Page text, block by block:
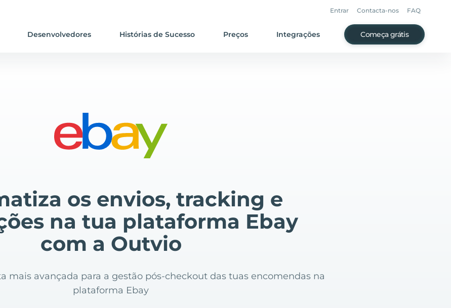
Entrar Contacta-nos FAQ
Desenvolvedores Histórias de Sucesso Preços Integrações Começa grátis
os envios, tracking e
na tua plataforma Ebay
com a Outvio
mais avançada para a gestão pós-checkout das tuas encomendas na
plataforma Ebay